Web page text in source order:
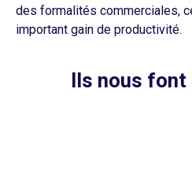
des formalités commerciales,
important gain de productivité.
Ils nous